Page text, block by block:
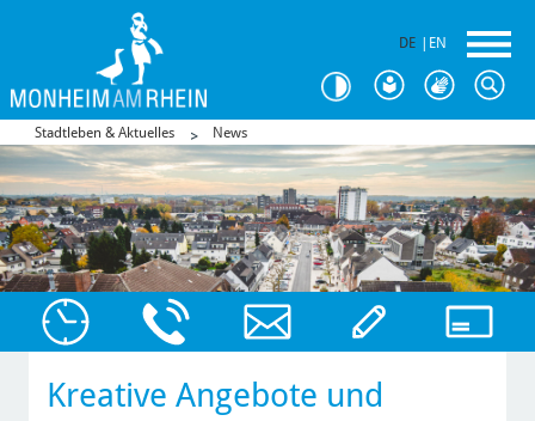
DE EN
Stadtleben & Aktuelles News
Kreative Angebote und